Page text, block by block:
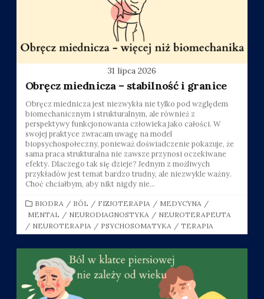
31 lipca 2026
Obręcz miednicza – stabilność i granice
Obręcz miednicza jest niezwykła nie tylko pod względem
biomechanicznym i strukturalnym, ale również z
perspektywy funkcjonowania człowieka jako całości. W
swojej praktyce zwracam uwagę na model
biopsychospołeczny, ponieważ doświadczenie pokazuje, że
sama praca strukturalna nie zawsze przynosi oczekiwane
efekty. Dlaczego tak się dzieje? Jednym z możliwych
przykładów jest temat bardzo trudny, ale niezwykle ważny.
Choć chciałbym, aby nikt nigdy nie...
CATEGORIES
BIODRA / BÓL / FIZJOTERAPIA / MEDYCYNA /
MENTAL / NEURODIAGNOSTYKA / NEUROTERAPEUTA
/ NEUROTERAPIA / PSYCHOSOMATYKA / TERAPIA